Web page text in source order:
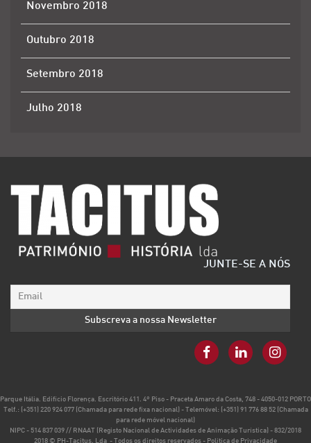
Novembro 2018
Outubro 2018
Setembro 2018
Julho 2018
JUNTE-SE A NÓS
Parque Itália. Edifício Florença. Escritório 411. 4º Piso - Praceta Amaro da Costa, 748 - 4050-012 PORTO
Telf.:
(+351) 220 924 077 (Chamada para rede fixa nacional) - Telemóvel:
(+351) 91 776 88 52 (Chamada
para rede móvel nacional)
NIPC - 514 837 039 // RNAAT (Registo Nacional de Actividades de Animação Turística) - 832/2018
2018 © PH-Tacitus, Lda - Todos os direitos reservados - Política de Privacidade